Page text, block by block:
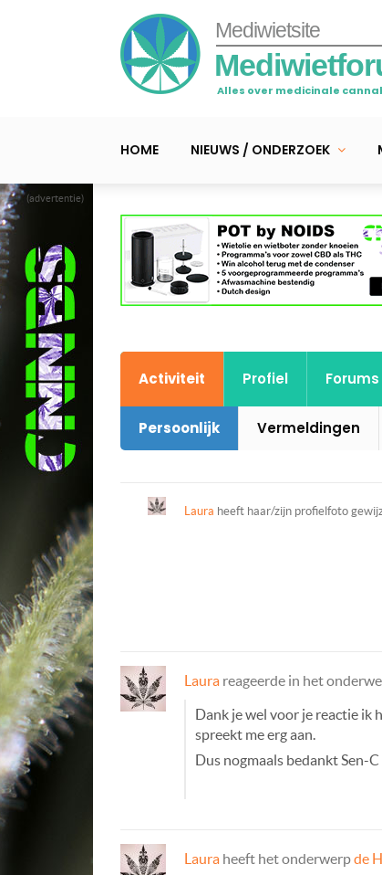
(advertentie)
Mediwietsite
Alles over medicinale
HOME NIEUWS / ONDERZOEK
Activiteit Profiel Forums
Persoonlijk Vermeldingen
Laura heeft haar/zijn profielfoto
Laura reageerde in het
Dank je wel voor je reactie ik
spreekt me erg aan.
Dus nogmaals bedankt Sen-C
Laura heeft het onderwerpde